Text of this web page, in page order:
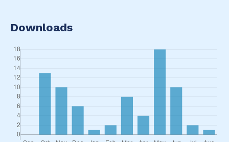
Downloads